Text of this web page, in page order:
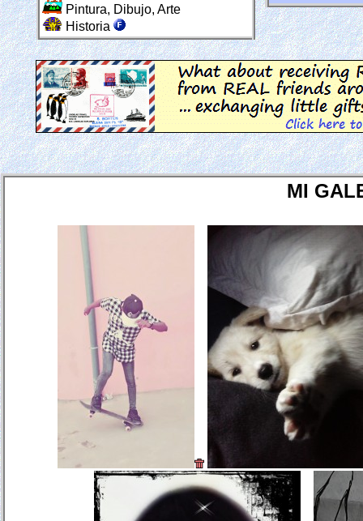
Pintura, Dibujo, Arte
Historia
MI